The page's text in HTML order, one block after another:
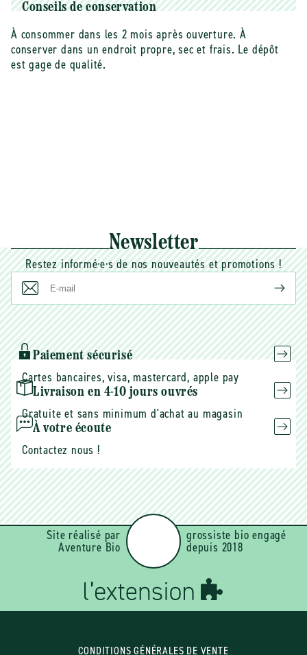
Conseils de conservation
À consommer dans les 2 mois après ouverture. À
conserver dans un endroit propre, sec et frais. Le dépôt
est gage de qualité.
Newsletter
Restez informé·e·s de nos nouveautés et promotions !
E-
mail
Paiement sécurisé
Cartes bancaires, visa, mastercard, apple pay
Livraison en 4-10 jours ouvrés
Gratuite et sans minimum d'achat au magasin
À votre écoute
Contactez nous !
Site réalisé par
Aventure Bio
grossiste bio engagé
depuis 2018
CONDITIONS GÉNÉRALES DE VENTE